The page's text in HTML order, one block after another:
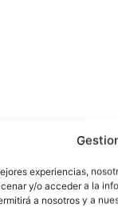
experiencias,
y/o acceder a la
a nosotros y a